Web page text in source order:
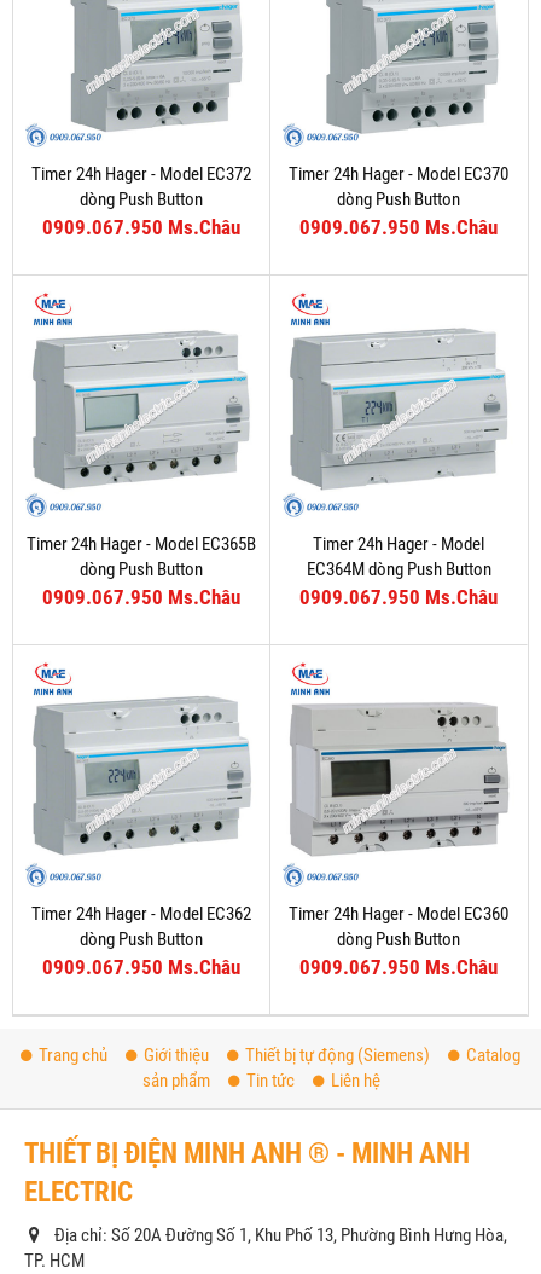
Timer 24h Hager - Model EC372
dòng Push Button
0909.067.950 Ms.Châu
Timer 24h Hager - Model EC370
dòng Push Button
0909.067.950 Ms.Châu
Timer 24h Hager - Model EC365B
dòng Push Button
0909.067.950 Ms.Châu
Timer 24h Hager - Model
EC364M dòng Push Button
0909.067.950 Ms.Châu
Timer 24h Hager - Model EC362
dòng Push Button
0909.067.950 Ms.Châu
Timer 24h Hager - Model EC360
dòng Push Button
0909.067.950 Ms.Châu
Trang chủ Giới thiệu Thiết bị tự động (Siemens)
Catalog
sản phẩm
Tin tức Liên hệ
THIẾT BỊ ĐIỆN MINH ANH ® - MINH ANH
ELECTRIC
Địa chỉ: Số 20A Đường Số 1, Khu Phố 13, Phường Bình Hưng Hòa,
TP. HCM